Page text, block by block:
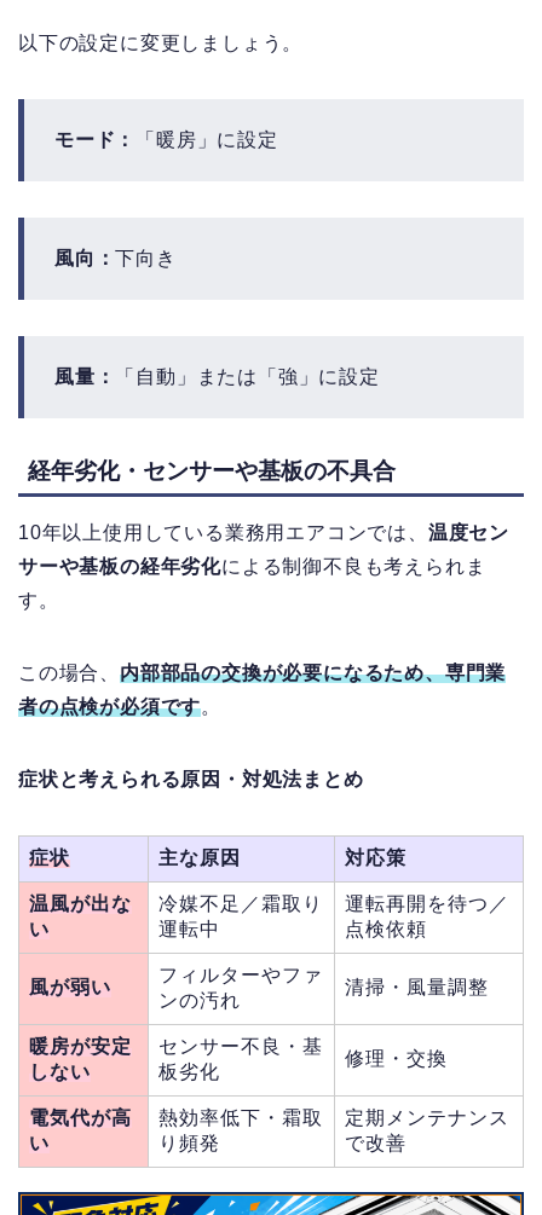
以下の設定に変更しましょう。
モード： 「暖房」に設定
風向：下向き
風量： 「自動」または「強」に設定
経年劣化・センサーや基板の不具合
10年以上使用している業務用エアコンでは、 温度セン
サーや基板の経年劣化による制御不良も考えられま
す。
この場合、 内部部品の交換が必要になるため、専門業
者の点検が必須です。
症状と考えられる原因・対処法まとめ
症状 主な原因 対応策
温風が出な
い
冷媒不足／霜取り
運転中
運転再開を待つ／
点検依頼
風が弱い
フィルターやファ
ンの汚れ
清掃・風量調整
暖房が安定
しない
センサー不良・基
板劣化
修理・交換
電気代が高
い
熱効率低下・霜取
り頻発
定期メンテナンス
で改善